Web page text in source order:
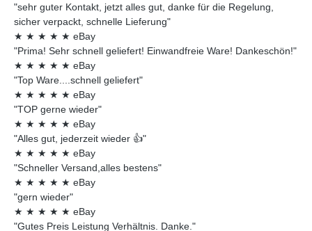
"sehr guter Kontakt, jetzt alles gut, danke für die Regelung,
sicher verpackt, schnelle Lieferung"
★ ★ ★ ★ ★ eBay
"Prima! Sehr schnell geliefert! Einwandfreie Ware! Dankeschön!"
★ ★ ★ ★ ★ eBay
"Top Ware....schnell geliefert"
★ ★ ★ ★ ★ eBay
"TOP gerne wieder"
★ ★ ★ ★ ★ eBay
"Alles gut, jederzeit wieder 👍"
★ ★ ★ ★ ★ eBay
"Schneller Versand,alles bestens"
★ ★ ★ ★ ★ eBay
"gern wieder"
★ ★ ★ ★ ★ eBay
"Gutes Preis Leistung Verhältnis. Danke."